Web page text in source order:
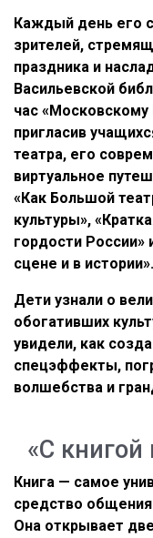
Каждый день его
зрителей,
праздника и
Васильевской
час
пригласив
театра, его
виртуальное
«Как Большой
культуры»,
гордости России»
сцене и в истории».
Дети узнали о
обогативших
увидели, как
спецэффекты,
волшебства и
«С
Книга — самое
средство
Она открывает